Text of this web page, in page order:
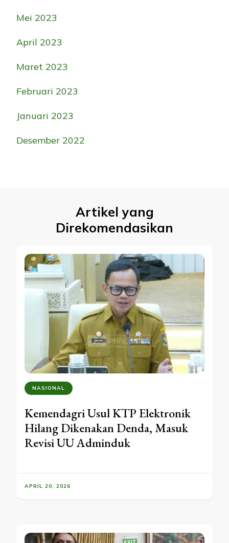
Mei 2023
April 2023
Maret 2023
Februari 2023
Januari 2023
Desember 2022
Artikel yang
Direkomendasikan
NASIONAL
Kemendagri Usul KTP Elektronik
Hilang Dikenakan Denda, Masuk
Revisi UU Adminduk
APRIL 20, 2026